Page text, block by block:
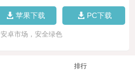
苹果下载 PC下载
安卓市场，安全绿色
排行